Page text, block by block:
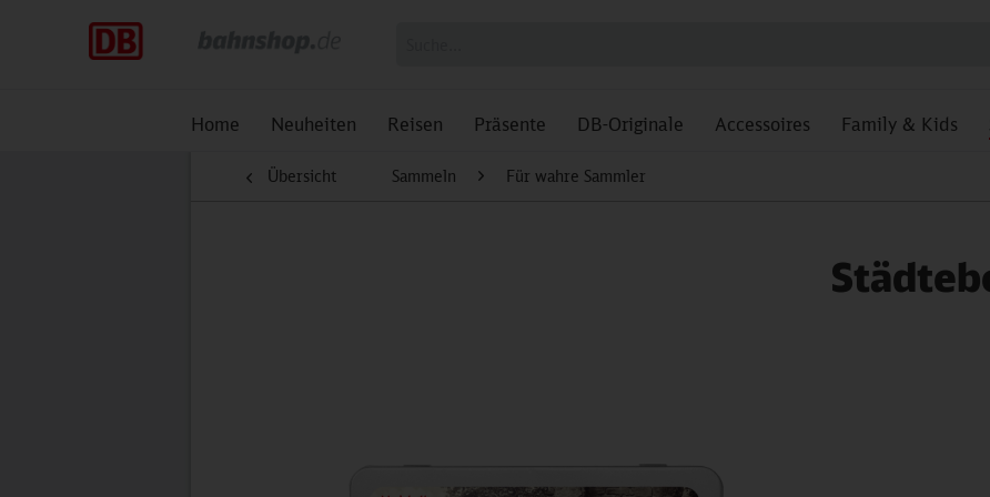
Home Neuheiten Reisen Präsente DB-Originale Accessoires Family & Kids
Übersicht Sammeln Für wahre Sammler